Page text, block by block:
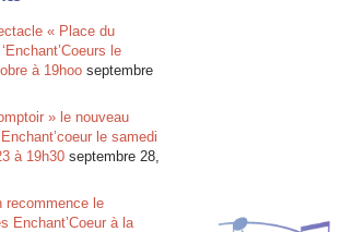
« Place du
le
à 19hoo septembre
» le nouveau
le samedi
à 19h30 septembre 28,
recommence le
Enchant’Coeur à la